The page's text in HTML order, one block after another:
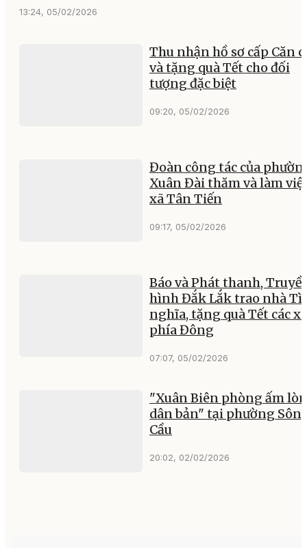
13:24, 05/02/2026
Thu nhận hồ sơ cấp Căn
và tặng quà Tết cho đối
tượng đặc biệt
09:20, 05/02/2026
Đoàn công tác của
Xuân Đài thăm và làm
xã Tân Tiến
09:17, 05/02/2026
Báo và Phát thanh,
hình Đắk Lắk trao nhà
nghĩa, tặng quà Tết các xã
phía Đông
07:07, 05/02/2026
"Xuân Biên phòng ấm
dân bản" tại phường
Cầu
20:02, 02/02/2026